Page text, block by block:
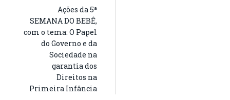
Ações da 5ª
SEMANA DO BEBÊ,
com o tema: O Papel
do Governo e da
Sociedade na
garantia dos
Direitos na
Primeira Infância